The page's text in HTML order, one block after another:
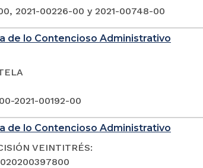
2021-00226-00 y 2021-00748-00
de lo Contencioso Administrativo
2021-00192-00
de lo Contencioso Administrativo
VEINTITRÉS: